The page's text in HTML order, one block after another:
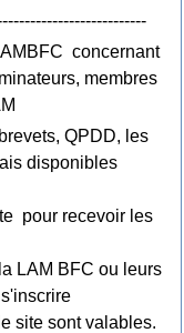
concernant
membres
QPDD, les
disponibles
pour recevoir les
LAM BFC ou leurs
site sont valables.